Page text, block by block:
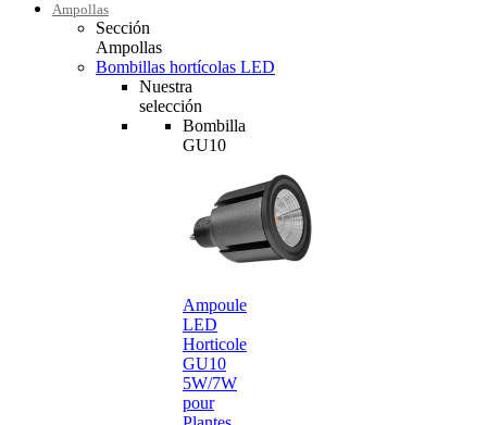
Ampollas
Sección
Ampollas
Bombillas hortícolas LED
Nuestra
selección
Bombilla
GU10
Ampoule
LED
Horticole
GU10
5W/7W
pour